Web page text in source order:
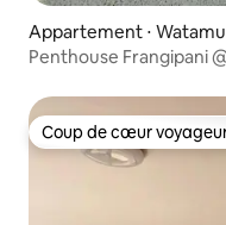
Appartement ⋅ Watamu
Penthouse Frangipani
Coup de cœur
Coup de cœur